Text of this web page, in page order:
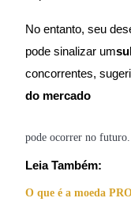
Empréstimos
No entanto, seu
pode sinalizar um
concorrentes,
do mercado
pode ocorrer no futuro.
Leia Também:
O que é a moeda